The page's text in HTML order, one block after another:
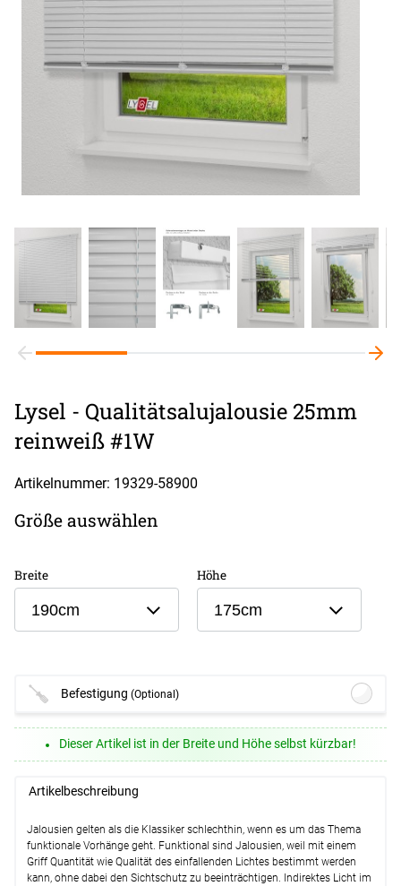
Lysel - Qualitätsalujalousie 25mm
reinweiß #1W
Artikelnummer: 19329-58900
Größe auswählen
Breite
190cm
Höhe
175cm
Befestigung(Optional)
Lysel - Klemmträger #1W (+8,45 EUR)
Details
Weiter
Dieser Artikel ist in der Breite und Höhe selbst kürzbar!
Artikelbeschreibung
Jalousien gelten als die Klassiker schlechthin, wenn es um das Thema
funktionale Vorhänge geht. Funktional sind Jalousien, weil mit einem
Griff Quantität wie Qualität des einfallenden Lichtes bestimmt werden
kann, ohne dabei den Sichtschutz zu beeinträchtigen. Indirektes Licht im